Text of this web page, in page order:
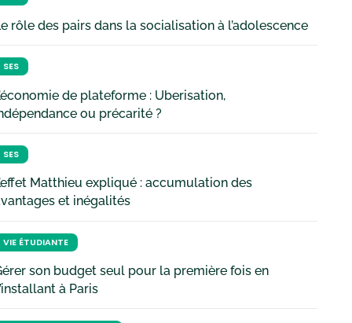
rôle des pairs dans la socialisation à l’adolescence
SES
de plateforme : Uberisation,
ou précarité ?
SES
Matthieu expliqué : accumulation des
et inégalités
VIE ÉTUDIANTE
son budget seul pour la première fois en
à Paris